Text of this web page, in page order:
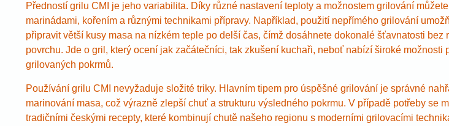
Předností grilu CMI je jeho variabilita. Díky různé nastavení teploty a možnostem grilování
marinádami, kořením a různými technikami přípravy. Například, použití nepřímého grilování
připravit větší kusy masa na nízkém teple po delší čas, čímž dosáhnete dokonalé šťavnatosti bez
povrchu. Jde o gril, který ocení jak začátečníci, tak zkušení kuchaři, neboť nabízí široké možnosti
grilovaných pokrmů.
Používání grilu CMI nevyžaduje složité triky. Hlavním tipem pro úspěšné grilování je správné
marinování masa, což výrazně zlepší chuť a strukturu výsledného pokrmu. V případě potřeby se
tradičními českými recepty, které kombinují chutě našeho regionu s moderními grilovacími